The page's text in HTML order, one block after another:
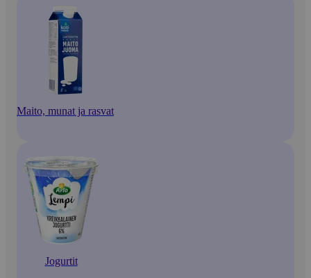
Maito, munat ja rasvat
Jogurtit